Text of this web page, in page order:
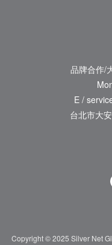
品牌合作/
E /
台北市大
Copyright © 2025 Silver Net